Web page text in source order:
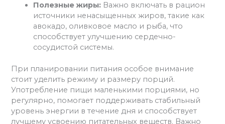
Полезные жиры: Важно включать в рацион
источники ненасыщенных жиров, такие как
авокадо, оливковое масло и рыба, что
способствует улучшению сердечно-
сосудистой системы.
При планировании питания особое внимание
стоит уделить режиму и размеру порций.
Употребление пищи маленькими порциями, но
регулярно, помогает поддерживать стабильный
уровень энергии в течение дня и способствует
лучшему усвоению питательных веществ. Важно